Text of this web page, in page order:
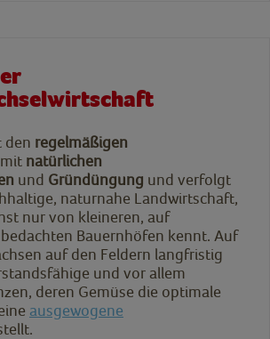
den regelmäßigen
mit natürlichen
und Gründüngung und verfolgt
naturnahe Landwirtschaft,
nur von kleineren, auf
Bauernhöfen kennt. Auf
auf den Feldern langfristig
und vor allem
deren Gemüse die optimale
ausgewogene